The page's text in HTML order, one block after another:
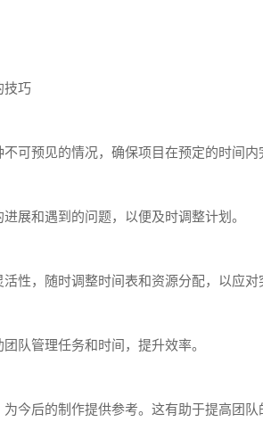
技巧
可预见的情况，确保项目在预定的时间内
展和遇到的问题，以便及时调整计划。
性，随时调整时间表和资源分配，以应对
队管理任务和时间，提升效率。
今后的制作提供参考。这有助于提高团队